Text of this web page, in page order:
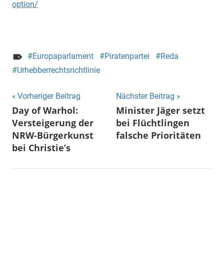
option/
Europaparlament Piratenpartei
Reda
Urhebberrechtsrichtlinie
Beitragsnavigation
Vorheriger Beitrag
Day of Warhol:
Versteigerung der
NRW-Bürgerkunst
bei Christie’s
Nächster Beitrag
Minister Jäger setzt
bei Flüchtlingen
falsche Prioritäten